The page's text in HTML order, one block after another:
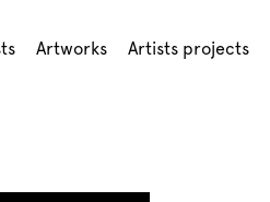
Artworks Artists projects